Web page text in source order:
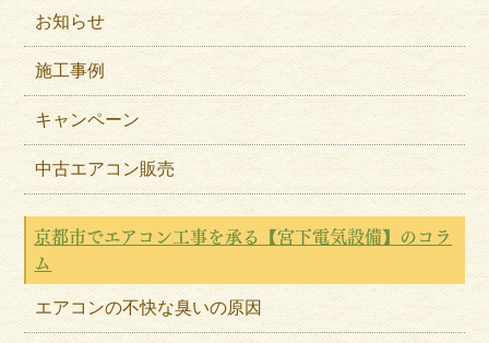
お知らせ
施工事例
キャンペーン
中古エアコン販売
京都市でエアコン工事を承る【宮下電気設備】のコラ
ム
エアコンの不快な臭いの原因